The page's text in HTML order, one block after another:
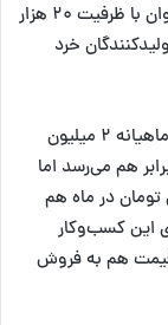
سنبل که حاشیه سود بالای ۶۰ درصد دارند و می‌توان با ظرفیت ۲۰ هزار
خرد
به‌طور متوسط سود یک گلخانه با ظرفیت ذکرشده ماهیانه ۲ میلیون
هم می‌رسد اما
درآمد می‌تواند تا ۵ میلیون تومان در ماه هم
این کسب‌وکار
هم به فروش